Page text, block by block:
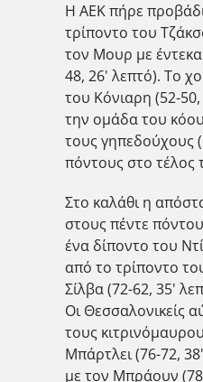
Η ΑΕΚ πήρε
τρίποντο του
τον Μουρ με
48, 26' λεπτό). Το
του Κόνιαρη (52-
την ομάδα του
τους γηπεδούχους
πόντους στο τέλος
Στο καλάθι η
στους πέντε
ένα δίποντο του
από το τρίποντο
Σίλβα (72-62, 35'
Οι Θεσσαλονικείς
τους
Μπάρτλει (76-72,
με τον Μπράουν